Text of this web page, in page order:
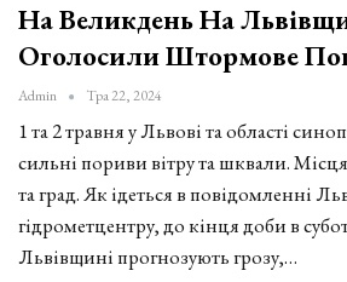
На Великдень На
Оголосили Штормове
Admin Тра 22, 2024
1 та 2 травня у Львові та області
сильні пориви вітру та шквали.
та град. Як ідеться в повідомленні
гідрометцентру, до кінця доби в
Львівщині прогнозують грозу,…